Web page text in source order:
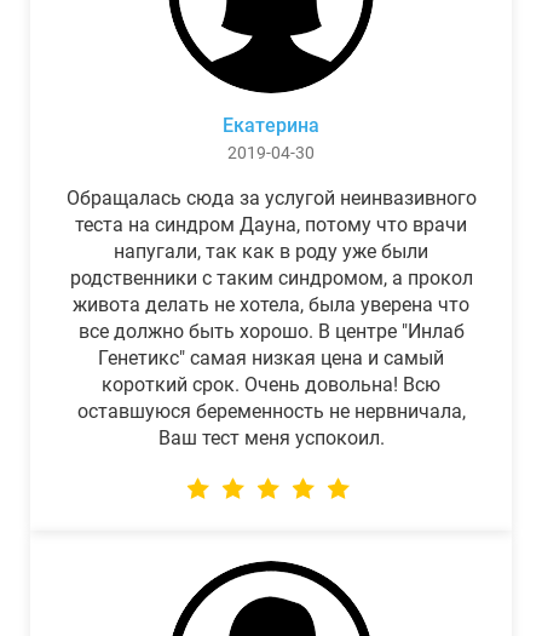
Екатерина
2019-04-30
Обращалась сюда за услугой неинвазивного
теста на синдром Дауна, потому что врачи
напугали, так как в роду уже были
родственники с таким синдромом, а прокол
живота делать не хотела, была уверена что
все должно быть хорошо. В центре "Инлаб
Генетикс" самая низкая цена и самый
короткий срок. Очень довольна! Всю
оставшуюся беременность не нервничала,
Ваш тест меня успокоил.